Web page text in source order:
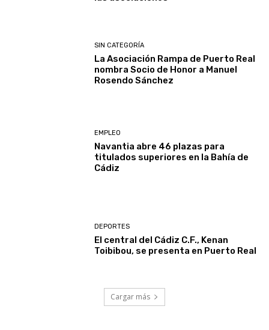
SIN CATEGORÍA
La Asociación Rampa de Puerto Real
nombra Socio de Honor a Manuel
Rosendo Sánchez
EMPLEO
Navantia abre 46 plazas para
titulados superiores en la Bahía de
Cádiz
DEPORTES
El central del Cádiz C.F., Kenan
Toibibou, se presenta en Puerto Real
Cargar más